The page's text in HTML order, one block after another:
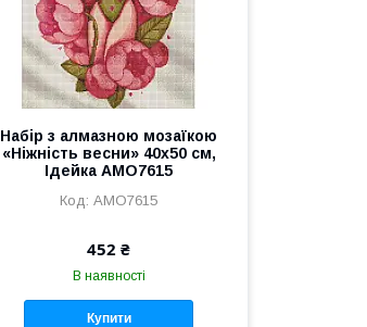
Набір з алмазною мозаїкою
«Ніжність весни» 40х50 см,
Ідейка AMO7615
AMO7615
452 ₴
В наявності
Купити